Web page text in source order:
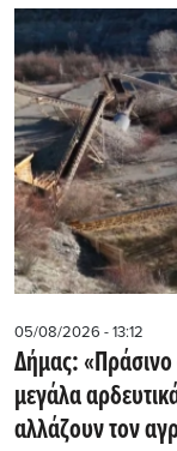
05/08/2026 - 13:12
Δήμας:
μεγάλα
αλλάζουν τον